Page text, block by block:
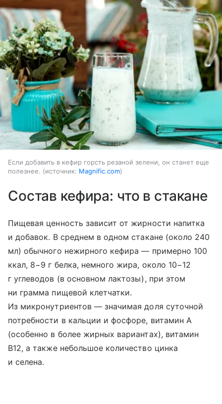
Если добавить в кефир горсть резаной зелени, он станет еще
полезнее.
источник: Magnific.com
Состав кефира: что в стакане
Пищевая ценность зависит от жирности напитка
и добавок. В среднем в одном стакане (около 240
мл) обычного нежирного кефира — примерно 100
ккал, 8−9 г белка, немного жира, около 10−12
г углеводов (в основном лактозы), при этом
ни грамма пищевой клетчатки.
Из микронутриентов — значимая доля суточной
потребности в кальции и фосфоре, витамин A
(особенно в более жирных вариантах), витамин
B12, а также небольшое количество цинка
и селена.